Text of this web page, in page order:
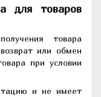
для товаров
товара
или обмен
при условии
и не имеет